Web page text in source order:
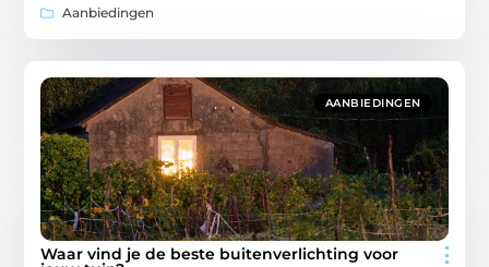
Aanbiedingen
AANBIEDINGEN
Waar vind je de beste buitenverlichting voor